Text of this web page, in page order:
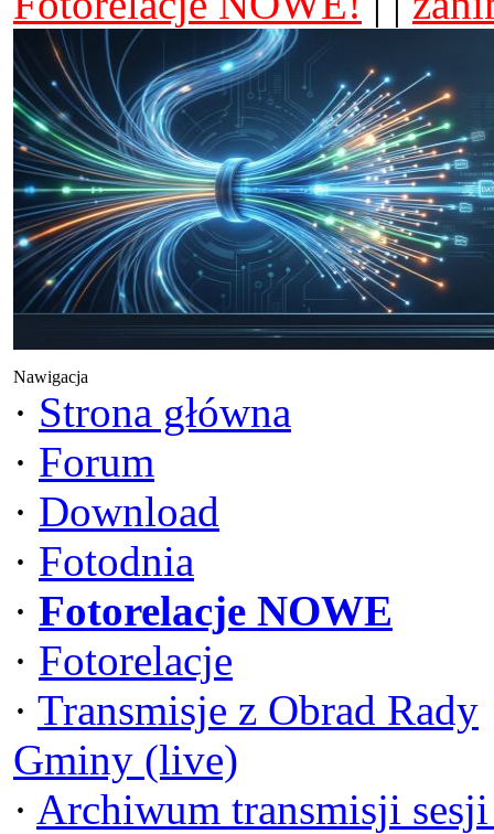
Nawigacja
· Strona główna
· Forum
· Download
· Fotodnia
· Fotorelacje NOWE
· Fotorelacje
· Transmisje z Obrad Rady
Gminy (live)
· Archiwum transmisji